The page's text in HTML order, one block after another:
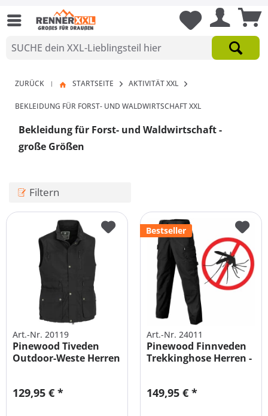
ZURÜCK | STARTSEITE AKTIVITÄT XXL
BEKLEIDUNG FÜR FORST- UND WALDWIRTSCHAFT XXL
Bekleidung für Forst- und Waldwirtschaft -
große Größen
Filtern
Art.-Nr. 20119
Pinewood Tiveden
Outdoor-Weste Herren
129,95 € *
Bestseller
Art.-Nr. 24011
Pinewood Finnveden
Trekkinghose Herren -
149,95 € *